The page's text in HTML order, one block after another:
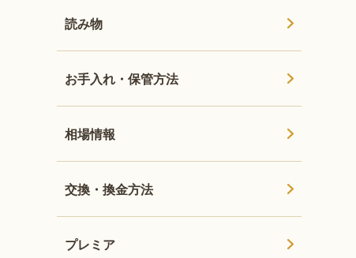
読み物
お手入れ・保管方法
相場情報
交換・換金方法
プレミア